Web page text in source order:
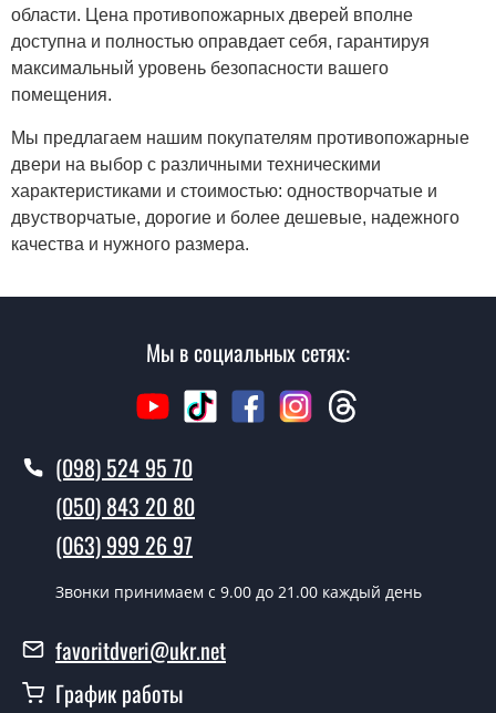
области. Цена противопожарных дверей вполне
доступна и полностью оправдает себя, гарантируя
максимальный уровень безопасности вашего
помещения.
Мы предлагаем нашим покупателям противопожарные
двери на выбор с различными техническими
характеристиками и стоимостью: одностворчатые и
двустворчатые, дорогие и более дешевые, надежного
качества и нужного размера.
Мы в социальных сетях:
(098) 524 95 70
(050) 843 20 80
(063) 999 26 97
Звонки принимаем c 9.00 до 21.00 каждый день
favoritdveri@ukr.net
График работы